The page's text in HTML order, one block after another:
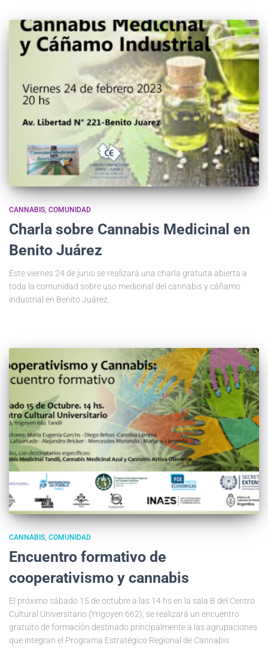
CANNABIS COMUNIDAD
Charla sobre Cannabis Medicinal en
Benito Juárez
Este viernes 24 de junio se realizará una charla gratuita abierta a
toda la comunidad sobre uso medicinal del cannabis y cáñamo
industrial en Benito Juárez.
CANNABIS COMUNIDAD
Encuentro formativo de
cooperativismo y cannabis
El próximo sábado 15 de octubre a las 14 hs en la sala B del Centro
Cultural Universitario (Yrigoyen 662), se realizará un encuentro
gratuito de formación destinado principalmente a las agrupaciones
que integran el Programa Estratégico Regional de Cannabis